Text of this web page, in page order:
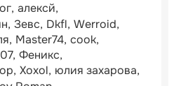
алексй
Зевс Dkfl Werroid
Master74 cook
Феникс
Xoxol юлия захарова